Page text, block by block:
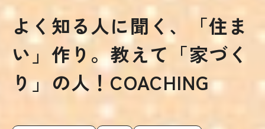
よく知る人に聞く、「住ま
い」作り。教えて「家づく
り」の人！COACHING